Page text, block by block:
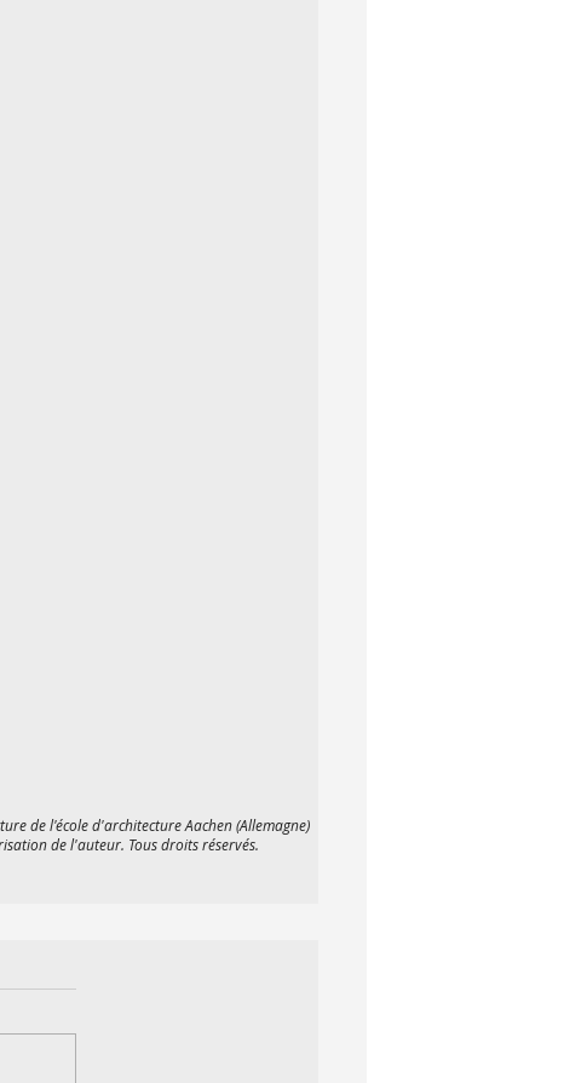
de l'école d'architecture Aachen (Allemagne)
de l'auteur. Tous droits réservés.